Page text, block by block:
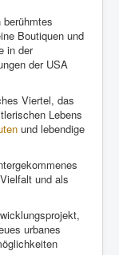
berühmtes
Boutiquen und
in der
der USA
Viertel, das
Lebens
und lebendige
und als
urbanes